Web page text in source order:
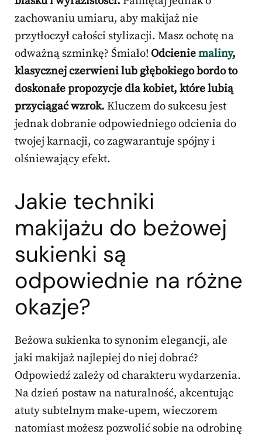
zachowaniu umiaru, aby makijaż nie
przytłoczył całości stylizacji. Masz ochotę na
odważną szminkę? Śmiało! Odcieniemaliny,
klasycznej czerwieni lub głębokiego bordo to
doskonałe propozycje dla kobiet, które lubią
przyciągać wzrok. Kluczem do sukcesu jest
jednak dobranie odpowiedniego odcienia do
twojej karnacji, co zagwarantuje spójny i
olśniewający efekt.
Jakie techniki
makijażu do beżowej
sukienki są
odpowiednie na różne
okazje?
Beżowa sukienka to synonim elegancji, ale
jaki makijaż najlepiej do niej dobrać?
Odpowiedź zależy od charakteru wydarzenia.
Na dzień postaw na naturalność, akcentując
atuty subtelnym make-upem, wieczorem
natomiast możesz pozwolić sobie na odrobinę